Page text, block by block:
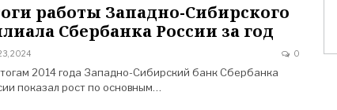
работы Западно-Сибирского
Сбербанка России за год
2024 0
2014 года Западно-Сибирский банк Сбербанка
показал рост по основным…